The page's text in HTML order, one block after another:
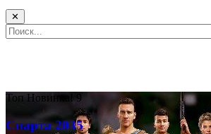
✕
Топ Новинка! 9
Спарта 2035